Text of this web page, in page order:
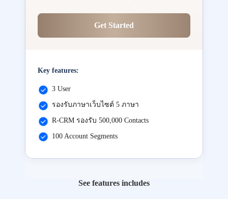
Get Started
Key features:
3 User
รองรับภาษาเว็บไซต์ 5 ภาษา
R-CRM รองรับ 500,000 Contacts
100 Account Segments
See features includes